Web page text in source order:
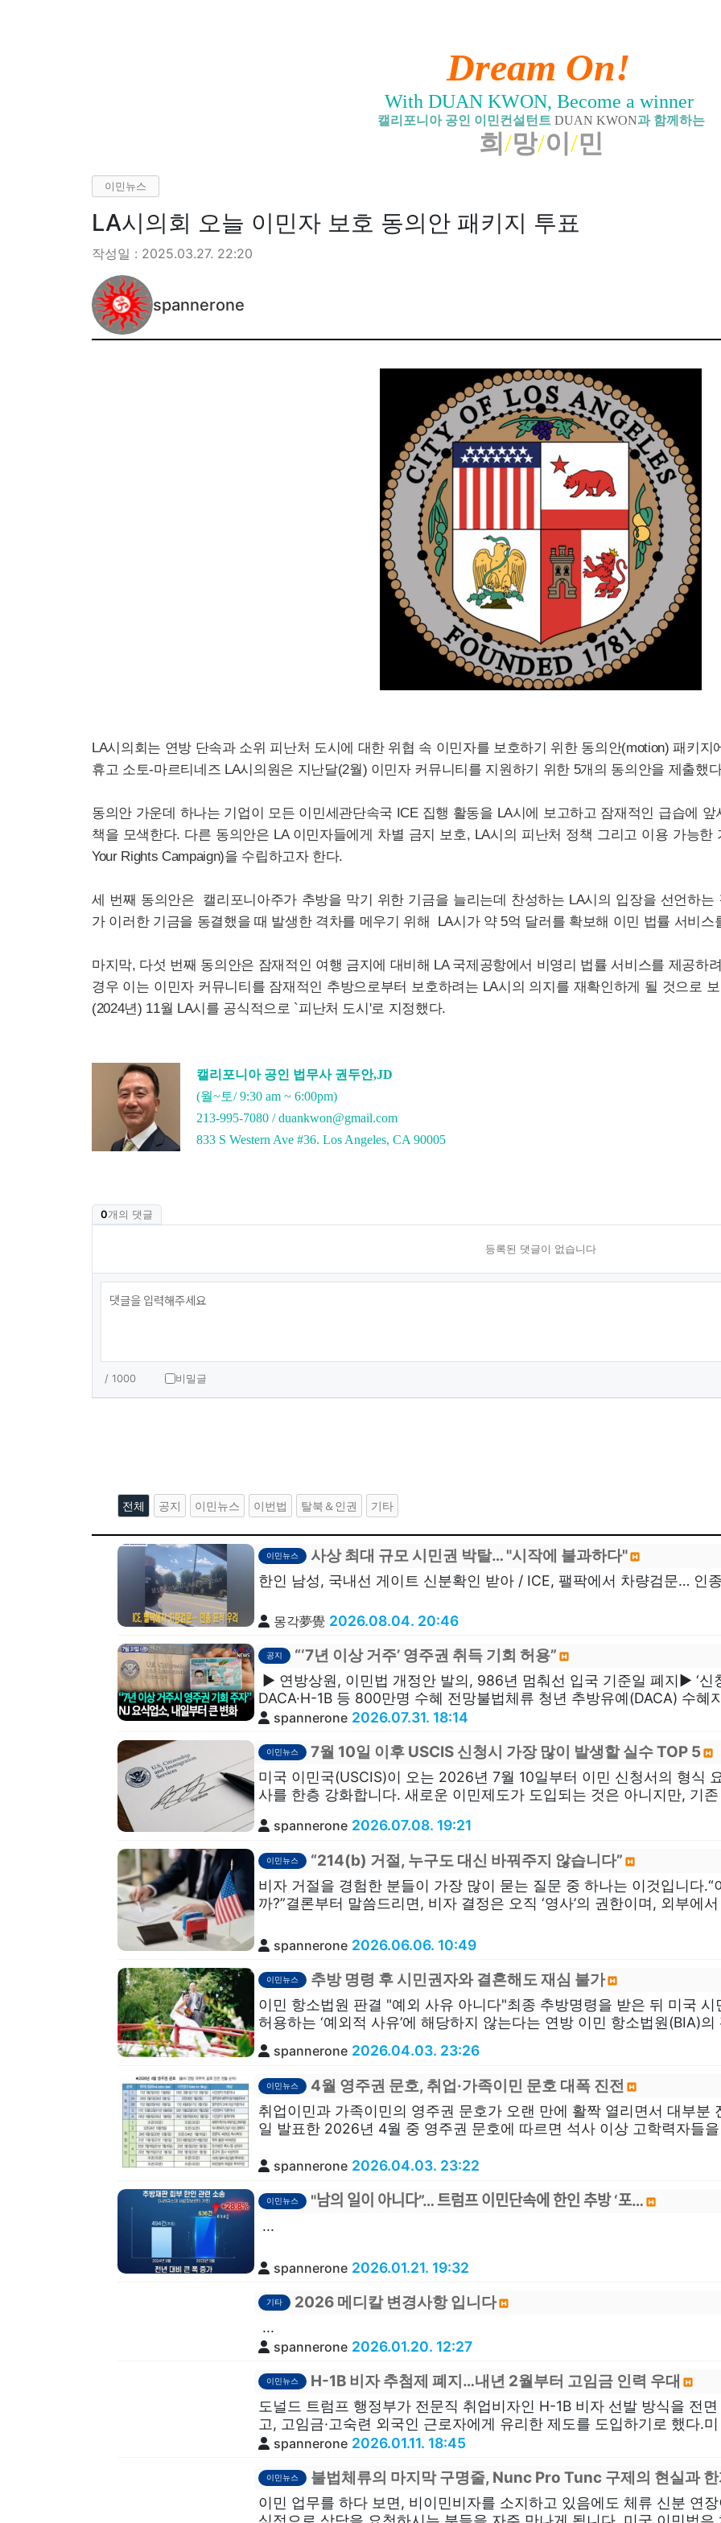
Dream On!
With DUAN KWON, Become a winner
캘리포니아 공인 이민컨설턴트 DUAN KWON과 함께하는
희 /망/이 /민
이민뉴스
LA시의회 오늘 이민자 보호 동의안 패키지 투표
작성일 : 2025.03.27. 22:20
spannerone
LA시의회는 연방 단속과 소위 피난처 도시에 대한 위협 속 이민자를 보호하기 위한 동의안(motion) 패키지
휴고 소토-마르티네즈 LA시의원은 지난달(2월) 이민자 커뮤니티를 지원하기 위한 5개의 동의안을 제출했
동의안 가운데 하나는 기업이 모든 이민세관단속국 ICE 집행 활동을 LA시에 보고하고 잠재적인 급습에
책을 모색한다. 다른 동의안은 LA 이민자들에게 차별 금지 보호, LA시의 피난처 정책 그리고 이용 가능
Your Rights Campaign)을 수립하고자 한다.
세 번째 동의안은 캘리포니아주가 추방을 막기 위한 기금을 늘리는데 찬성하는 LA시의 입장을 선언하는
가 이러한 기금을 동결했을 때 발생한 격차를 메우기 위해 LA시가 약 5억 달러를 확보해 이민 법률 서비
마지막, 다섯 번째 동의안은 잠재적인 여행 금지에 대비해 LA 국제공항에서 비영리 법률 서비스를 제공하
경우 이는 이민자 커뮤니티를 잠재적인 추방으로부터 보호하려는 LA시의 의지를 재확인하게 될 것으로
(2024년) 11월 LA시를 공식적으로 `피난처 도시'로 지정했다.
캘리포니아 공인 법무사 권두안,JD
(월~토/ 9:30 am ~ 6:00pm)
213-995-7080 / duankwon@gmail.com
833 S Western Ave #36. Los Angeles, CA 90005
0개의 댓글
등록된 댓글이 없습니다
/ 1000 비밀글
전체 공지 이민뉴스 이번법 탈북＆인권 기타
이민뉴스 사상 최대 규모 시민권 박탈… "시작에 불과하다"
한인 남성, 국내선 게이트 신분확인 받아 / ICE, 팰팍에서 차량검문… 인
몽각夢覺 2026.08.04. 20:46
공지 “‘7년 이상 거주’ 영주권 취득 기회 허용”
▶ 연방상원, 이민법 개정안 발의, 986년 멈춰선 입국 기준일 폐지▶ ‘신
DACA·H-1B 등 800만명 수혜 전망불법체류 청년 추방유예(DACA) 수혜
spannerone 2026.07.31. 18:14
이민뉴스 7월 10일 이후 USCIS 신청시 가장 많이 발생할 실수 TOP 5
미국 이민국(USCIS)이 오는 2026년 7월 10일부터 이민 신청서의 형식
사를 한층 강화합니다. 새로운 이민제도가 도입되는 것은 아니지만, 기
spannerone 2026.07.08. 19:21
이민뉴스 “214(b) 거절, 누구도 대신 바꿔주지 않습니다”
비자 거절을 경험한 분들이 가장 많이 묻는 질문 중 하나는 이것입니다
까?”결론부터 말씀드리면, 비자 결정은 오직 ‘영사’의 권한이며, 외부에
spannerone 2026.06.06. 10:49
이민뉴스 추방 명령 후 시민권자와 결혼해도 재심 불가
이민 항소법원 판결 "예외 사유 아니다"최종 추방명령을 받은 뒤 미국
허용하는 ‘예외적 사유’에 해당하지 않는다는 연방 이민 항소법원(BIA)
spannerone 2026.04.03. 23:26
이민뉴스 4월 영주권 문호, 취업·가족이민 문호 대폭 진전
취업이민과 가족이민의 영주권 문호가 오랜 만에 활짝 열리면서 대부분
일 발표한 2026년 4월 중 영주권 문호에 따르면 석사 이상 고학력자들
spannerone 2026.04.03. 23:22
이민뉴스 "남의 일이 아니다”… 트럼프 이민단속에 한인 추방 ‘포…
...
spannerone 2026.01.21. 19:32
기타 2026 메디칼 변경사항 입니다
...
spannerone 2026.01.20. 12:27
이민뉴스 H-1B 비자 추첨제 폐지…내년 2월부터 고임금 인력 우대
도널드 트럼프 행정부가 전문직 취업비자인 H-1B 비자 선발 방식을 전
고, 고임금·고숙련 외국인 근로자에게 유리한 제도를 도입하기로 했다.
spannerone 2026.01.11. 18:45
이민뉴스 불법체류의 마지막 구명줄, Nunc Pro Tunc 구제의 현실과 한
이민 업무를 하다 보면, 비이민비자를 소지하고 있음에도 체류 신분 연